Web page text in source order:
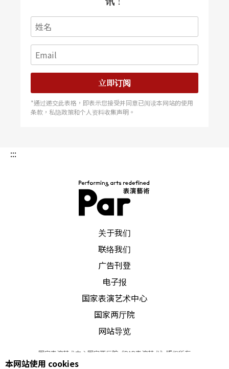
绒毛娃娃研究室 用心良苦的身教言教
抬头一看到楼上，窗口有朵花在招手，大象也探出
巨人、耳机塞、愤怒鸟、各式各样卡片……而刚刚
挂在她包包上陪著一路走来的，还有一个刚网购来
的神经元娃娃。怎么会被娃娃占领研究室的？她
说：「花是音乐会时人家送的，原本我拿它们来挡
西晒，后来学生以为我喜欢，就开始送。」
只要是学生送的，她就会摆出来，虽然真正自己买
的不多，却已经满满一屋子了。不爱上街买东西，
却对卖科学玩具网路商店如数家珍，举凡感冒病
毒、接吻病毒、洗手病毒等都让她感到有趣。不过
她也不是来者不拒，没有嘴巴的Hello Kitty她就完全
立即订阅
*通过递交此表格，即表示您接受并同意已阅读本网站的使用
条款，私隐政策和个人资料收集声明。
:::
关于我们
联络我们
广告刊登
电子报
国家表演艺术中心
国家两厅院
网站导览
国家表演艺术中心国家两厅院《PAR表演艺术》版权所有
© 2022Performing arts redefined. All Rights Reserved
本网站使用 cookies